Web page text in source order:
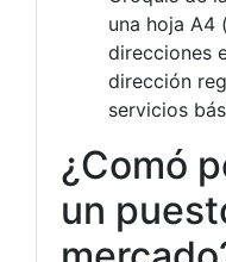
una hoja A4
direcciones
dirección
servicios
¿Comó
un